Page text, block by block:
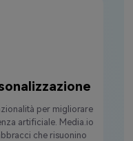
con AI
per le tue esigenze
Media.io consente
animazioni